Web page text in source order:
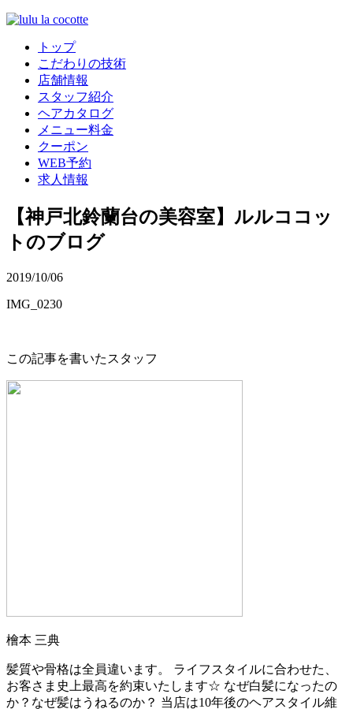
トップ
こだわりの技術
店舗情報
スタッフ紹介
ヘアカタログ
メニュー料金
クーポン
WEB予約
求人情報
【神戸北鈴蘭台の美容室】ルルココッ
トのブログ
2019/10/06
IMG_0230
この記事を書いたスタッフ
檜本 三典
髪質や骨格は全員違います。 ライフスタイルに合わせた、
お客さま史上最高を約束いたします☆ なぜ白髪になったの
か？なぜ髪はうねるのか？ 当店は10年後のヘアスタイル維